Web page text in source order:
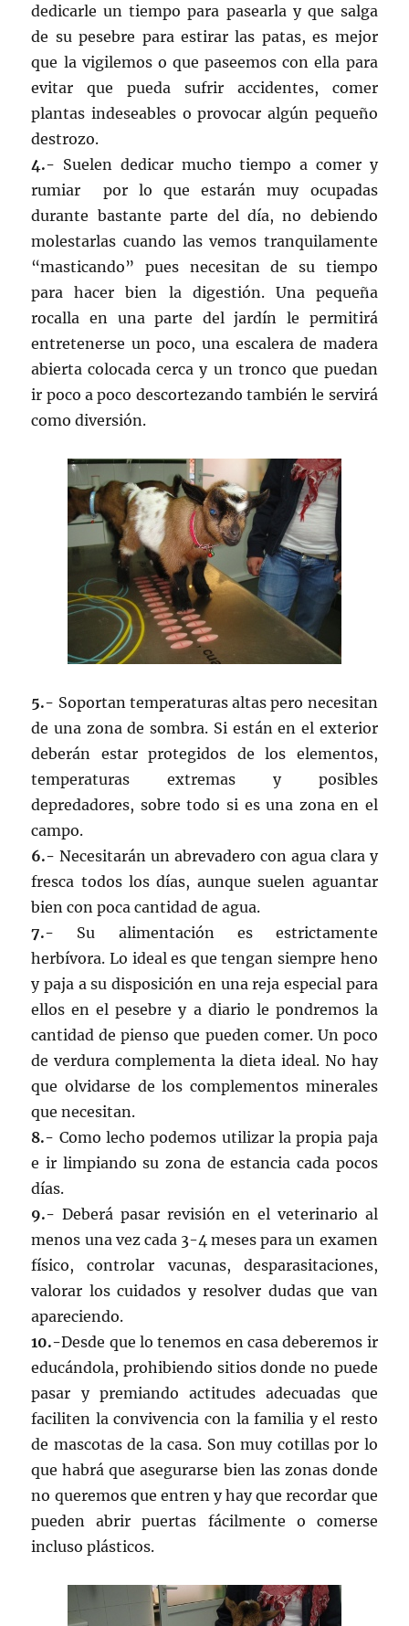
dedicarle un tiempo para pasearla y que salga
de su pesebre para estirar las patas, es mejor
que la vigilemos o que paseemos con ella para
evitar que pueda sufrir accidentes, comer
plantas indeseables o provocar algún pequeño
destrozo.
4.- Suelen dedicar mucho tiempo a comer y
rumiar por lo que estarán muy ocupadas
durante bastante parte del día, no debiendo
molestarlas cuando las vemos tranquilamente
“masticando” pues necesitan de su tiempo
para hacer bien la digestión. Una pequeña
rocalla en una parte del jardín le permitirá
entretenerse un poco, una escalera de madera
abierta colocada cerca y un tronco que puedan
ir poco a poco descortezando también le servirá
como diversión.
5.- Soportan temperaturas altas pero necesitan
de una zona de sombra. Si están en el exterior
deberán estar protegidos de los elementos,
temperaturas extremas y posibles
depredadores, sobre todo si es una zona en el
campo.
6.- Necesitarán un abrevadero con agua clara y
fresca todos los días, aunque suelen aguantar
bien con poca cantidad de agua.
7.- Su alimentación es estrictamente
herbívora. Lo ideal es que tengan siempre heno
y paja a su disposición en una reja especial para
ellos en el pesebre y a diario le pondremos la
cantidad de pienso que pueden comer. Un poco
de verdura complementa la dieta ideal. No hay
que olvidarse de los complementos minerales
que necesitan.
8.- Como lecho podemos utilizar la propia paja
e ir limpiando su zona de estancia cada pocos
días.
9.-Deberá pasar revisión en el veterinario al
menos una vez cada 3-4 meses para un examen
físico, controlar vacunas, desparasitaciones,
valorar los cuidados y resolver dudas que van
apareciendo.
10.-Desde que lo tenemos en casa deberemos ir
educándola, prohibiendo sitios donde no puede
pasar y premiando actitudes adecuadas que
faciliten la convivencia con la familia y el resto
de mascotas de la casa. Son muy cotillas por lo
que habrá que asegurarse bien las zonas donde
no queremos que entren y hay que recordar que
pueden abrir puertas fácilmente o comerse
incluso plásticos.